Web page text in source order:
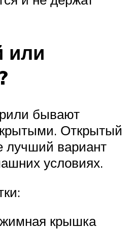
или
бывают
Открытый
лучший вариант
условиях.
крышка